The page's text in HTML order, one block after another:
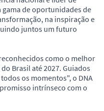
de oportunidades de
na inspiração e
juntos um futuro
como o melhor
Brasil até 2027. Guiados
os momentos", o DNA
intrínseco com o